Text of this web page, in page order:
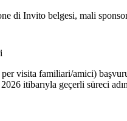
di Invito belgesi, mali
visita familiari/amici)
itibarıyla geçerli süreci